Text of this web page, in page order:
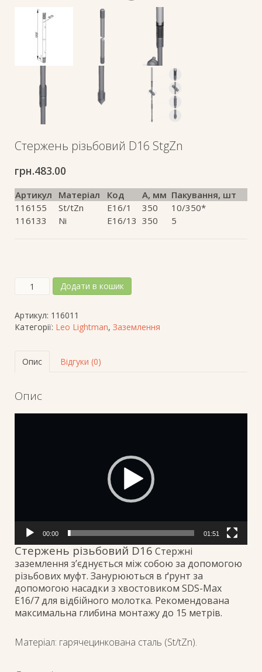
Стержень різьбовий D16 StgZn
грн.483.00
Артикул Матеріал Код A, мм Пакування, шт
116155
St/tZn E16/1 350
10/350*
116133
Ni E16/13 350 5
Стержень
різьбовий
StgZn
кількість
Додати в кошик
Артикул: 116011
Категорії: Leo Lightman, Заземлення
Опис Відгуки (0)
Опис
00:00 01:51
Стержень різьбовий D16 Стержні
заземлення з’єднується між собою за допомогою
різьбових муфт. Занурюються в ґрунт за
допомогою насадки з хвостовиком SDS-Max
E16/7 для відбійного молотка. Рекомендована
максимальна глибина монтажу до 15 метрів.
Матеріал: гарячецинкована сталь (St/tZn).